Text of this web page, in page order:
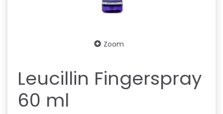
Zoom
Leucillin Fingerspray
60 ml